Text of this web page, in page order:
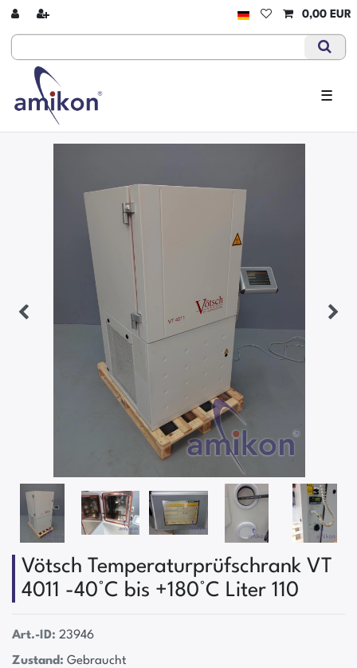
0,00 EUR
☰
Vötsch Temperaturprüfschrank VT
4011 -40°C bis +180°C Liter 110
Art.-ID: 23946
Zustand: Gebraucht